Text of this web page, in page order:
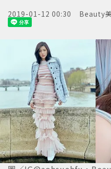
2019-01-12 00:30 Beauty